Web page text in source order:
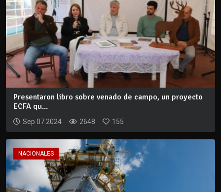
Presentaron libro sobre venado de campo, un proyecto
ECFA qu...
Sep 07 2024 2648 155
NACIONALES